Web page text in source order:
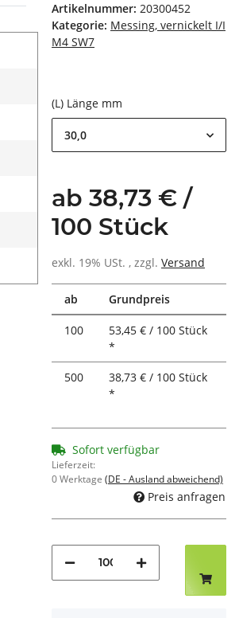
Artikelnummer: 20300452
Kategorie: Messing, vernickelt I/I
M4 SW7
(L) Länge mm
30,0
ab 38,73 € /
100 Stück
exkl. 19% USt. , zzgl. Versand
ab Grundpreis
100
53,45 € / 100 Stück
*
500
38,73 € / 100 Stück
*
Sofort verfügbar
Lieferzeit:
0 Werktage (DE - Ausland abweichend)
Preis anfragen